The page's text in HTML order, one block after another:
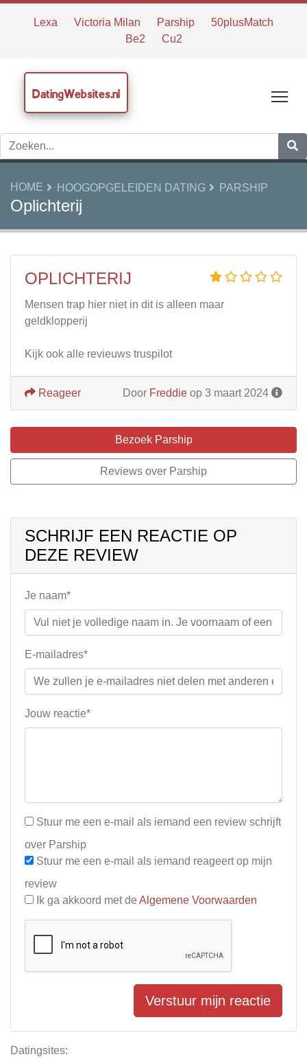
Lexa Victoria Milan Parship
50plusMatch
Be2
Cu2
DatingWebsites.nl
HOME HOOGOPGELEIDEN DATING PARSHIP
Oplichterij
Datingsites:
OPLICHTERIJ
Mensen trap hier niet in dit is alleen maar
geldklopperij
Kijk ook alle revieuws truspilot
Door Freddie op 3 maart 2024
Reageer
Bezoek Parship
Reviews over Parship
SCHRIJF EEN REACTIE OP
DEZE REVIEW
Je naam*
E-mailadres*
Jouw reactie*
Stuur me een e-mail als iemand een review schrijft
over Parship
Stuur me een e-mail als iemand reageert op mijn
review
Ik ga akkoord met de Algemene Voorwaarden
Verstuur mijn reactie